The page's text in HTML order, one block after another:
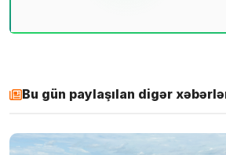
Bu gün paylaşılan digər